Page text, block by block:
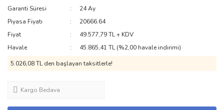
Garanti Süresi
24 Ay
Piyasa Fiyatı
20666.64
Fiyat
49.577,79 TL + KDV
Havale
45.865,41 TL (%2,00 havale indirimi)
5.026,08 TL den başlayan taksitlerle!
Kargo Bedava